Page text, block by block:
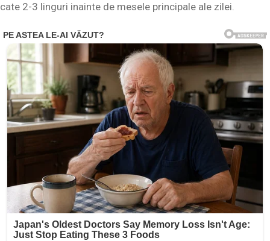
cate 2-3 linguri inainte de mesele principale ale zilei.